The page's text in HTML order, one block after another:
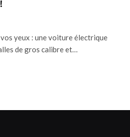
vos yeux : une voiture électrique
de gros calibre et…